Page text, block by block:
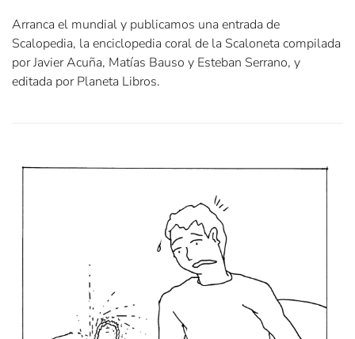
Arranca el mundial y publicamos una entrada de
Scalopedia, la enciclopedia coral de la Scaloneta compilada
por Javier Acuña, Matías Bauso y Esteban Serrano, y
editada por Planeta Libros.